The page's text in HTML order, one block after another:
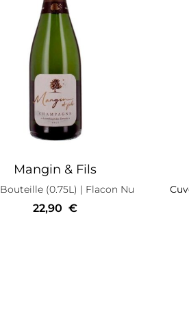
Mangin & Fils
Bouteille (0.75L) | Flacon Nu
22,90 €